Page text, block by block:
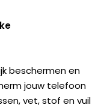
beschermen en
jouw telefoon
vet, stof en vuil